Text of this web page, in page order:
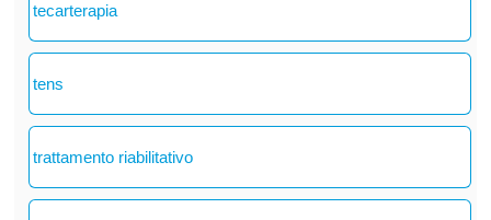
tecarterapia
tens
trattamento riabilitativo